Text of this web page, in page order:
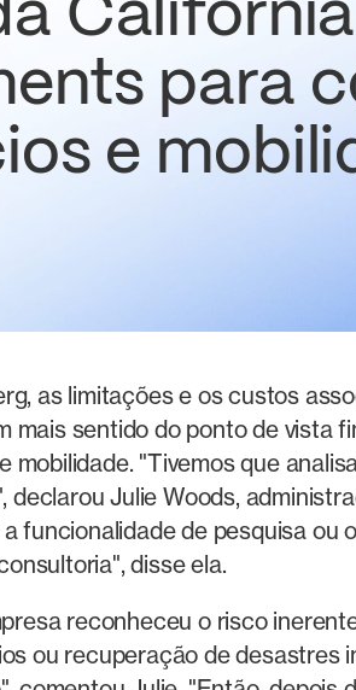
para
e
as limitações e os custos
mais sentido do ponto de vista
"Tivemos que
Julie Woods,
funcionalidade de pesquisa
disse ela.
reconheceu o risco
ou recuperação de